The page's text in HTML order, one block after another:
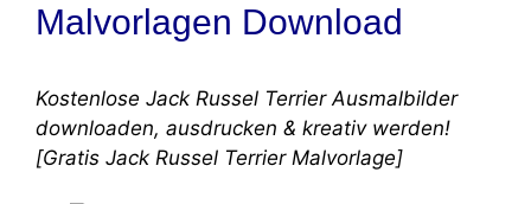
Malvorlagen Download
Kostenlose Jack Russel Terrier Ausmalbilder
downloaden, ausdrucken & kreativ werden!
[Gratis Jack Russel Terrier Malvorlage]